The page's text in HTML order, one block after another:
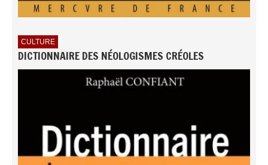
CULTURE
DICTIONNAIRE DES NÉOLOGISMES CRÉOLES